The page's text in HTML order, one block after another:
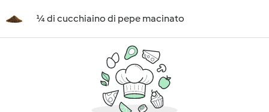
¼ di cucchiaino di pepe macinato